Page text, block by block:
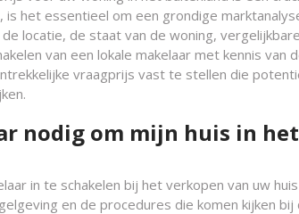
het essentieel om een grondige
locatie, de staat van de woning,
van een lokale makelaar met kennis van
vraagprijs vast te stellen die
nodig om mijn huis in
in te schakelen bij het verkopen van uw
en de procedures die komen kijken